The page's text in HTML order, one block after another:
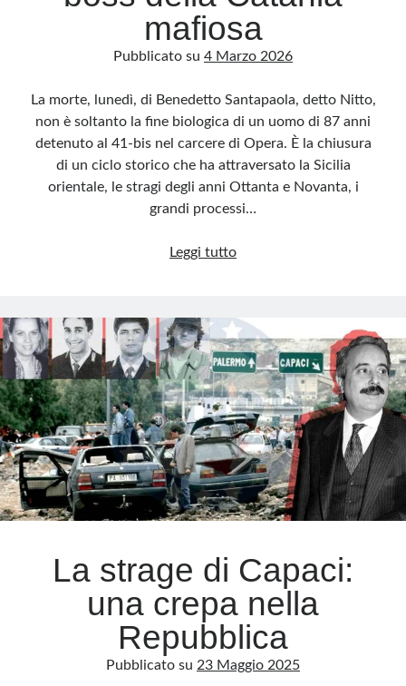
mafiosa
Pubblicato su 4 Marzo 2026
La morte, lunedì, di Benedetto Santapaola, detto Nitto,
non è soltanto la fine biologica di un uomo di 87 anni
detenuto al 41-bis nel carcere di Opera. È la chiusura
di un ciclo storico che ha attraversato la Sicilia
orientale, le stragi degli anni Ottanta e Novanta, i
grandi processi…
Leggi tuttoMorto
l’ultimo
boss
della
Catania
mafiosa
La strage di Capaci:
una crepa nella
Repubblica
Pubblicato su 23 Maggio 2025